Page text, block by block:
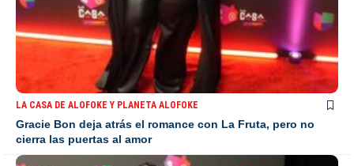
LA CASA DE ALOFOKE Y PLANETA ALOFOKE
Gracie Bon deja atrás el romance con La Fruta, pero no
cierra las puertas al amor